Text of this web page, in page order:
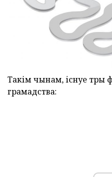
Такім чынам, існуе тры
грамадства: